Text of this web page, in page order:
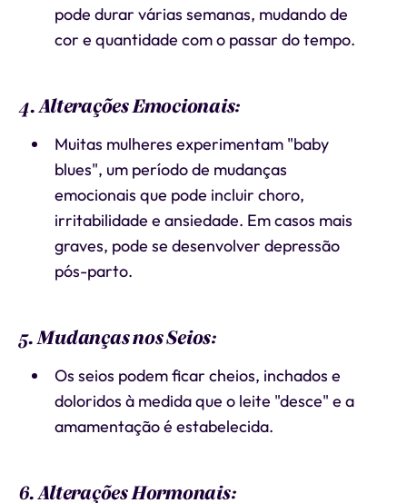
pode durar várias semanas, mudando de
cor e quantidade com o passar do tempo.
4. Alterações Emocionais:
Muitas mulheres experimentam "baby
blues", um período de mudanças
emocionais que pode incluir choro,
irritabilidade e ansiedade. Em casos mais
graves, pode se desenvolver depressão
pós-parto.
5. Mudanças nos Seios:
Os seios podem ficar cheios, inchados e
doloridos à medida que o leite "desce" e a
amamentação é estabelecida.
6. Alterações Hormonais: